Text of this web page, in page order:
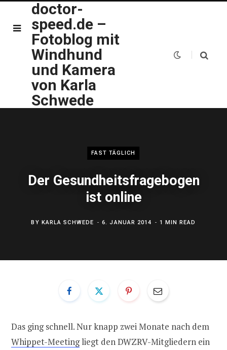
doctor-
speed.de –
Fotoblog mit
Windhund
und Kamera
von Karla
Schwede
FAST TÄGLICH
Der Gesundheitsfragebogen
ist online
BY KARLA SCHWEDE 6. JANUAR 2014 1 MIN READ
Das ging schnell. Nur knapp zwei Monate nach dem
Whippet-Meetingliegt den DWZRV-Mitgliedern ein